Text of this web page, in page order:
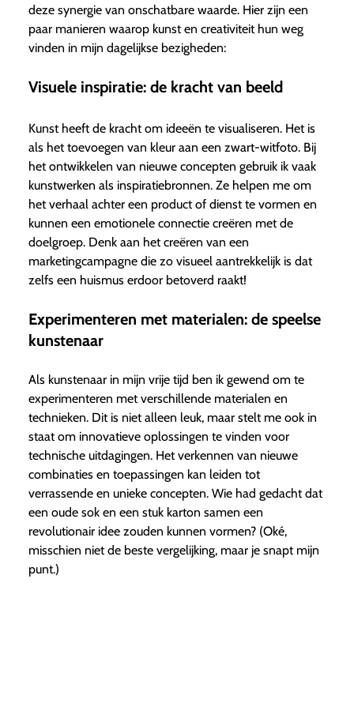
deze synergie van onschatbare waarde. Hier zijn een
paar manieren waarop kunst en creativiteit hun weg
vinden in mijn dagelijkse bezigheden:
Visuele inspiratie: de kracht van beeld
Kunst heeft de kracht om ideeën te visualiseren. Het is
als het toevoegen van kleur aan een zwart-witfoto. Bij
het ontwikkelen van nieuwe concepten gebruik ik vaak
kunstwerken als inspiratiebronnen. Ze helpen me om
het verhaal achter een product of dienst te vormen en
kunnen een emotionele connectie creëren met de
doelgroep. Denk aan het creëren van een
marketingcampagne die zo visueel aantrekkelijk is dat
zelfs een huismus erdoor betoverd raakt!
Experimenteren met materialen: de speelse
kunstenaar
Als kunstenaar in mijn vrije tijd ben ik gewend om te
experimenteren met verschillende materialen en
technieken. Dit is niet alleen leuk, maar stelt me ook in
staat om innovatieve oplossingen te vinden voor
technische uitdagingen. Het verkennen van nieuwe
combinaties en toepassingen kan leiden tot
verrassende en unieke concepten. Wie had gedacht dat
een oude sok en een stuk karton samen een
revolutionair idee zouden kunnen vormen? (Oké,
misschien niet de beste vergelijking, maar je snapt mijn
punt.)